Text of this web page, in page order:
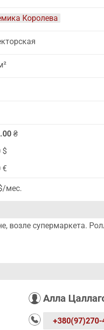
Королева
₴
$
€
мес.
возле супермаркета.
Алла
+380(97)270-